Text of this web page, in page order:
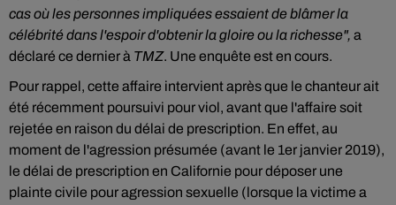
cas où les personnes impliquées essaient de blâmer la
célébrité dans l'espoir d'obtenir la gloire ou la richesse", a
déclaré ce dernier à TMZ. Une enquête est en cours.
Pour rappel, cette affaire intervient après que le chanteur ait
été récemment poursuivi pour viol, avant que l'affaire soit
rejetée en raison du délai de prescription. En effet, au
moment de l'agression présumée (avant le 1er janvier 2019),
le délai de prescription en Californie pour déposer une
plainte civile pour agression sexuelle (lorsque la victime a